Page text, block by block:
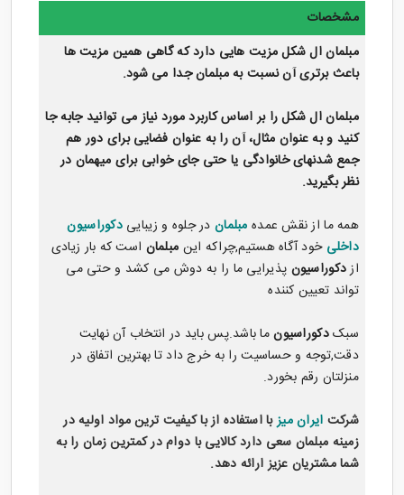
مشخصات
مبلمان ال شکلمزیت هایی دارد که گاهی همین مزیت ها
باعث برتری آن نسبت به مبلمان جدا می شود.
مبلمان ال شکل را بر اساس کاربرد مورد نیاز می توانید جابه جا
کنید و به عنوان مثال، آن را به عنوان فضایی برای دور هم
جمع شدنهای خانوادگی یا حتی جای خوابی برای میهمان در
نظر بگیرید.
همه ما از نقش عمدهمبلماندر جلوه و زیباییدکوراسیون
داخلیخود آگاه هستیم,چراکه اینمبلماناست که بار زیادی
ازدکوراسیونپذیرایی ما را به دوش می کشد و حتی می
تواند تعیین کننده
سبکدکوراسیونما باشد.پس باید در انتخاب آن نهایت
دقت,توجه و حساسیت را به خرج داد تا بهترین اتفاق در
منزلتان رقم بخورد.
شرکتایران میزبا استفاده از با کیفیت ترین مواد اولیه در
زمینه مبلمان سعی دارد کالایی با دوام در کمترین زمان را به
شما مشتریان عزیز ارائه دهد.